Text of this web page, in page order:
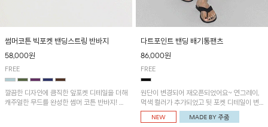
썸머코튼 빅포켓 밴딩스트링 반바지
58,000원
FREE
깔끔한 디자인에 큼직한 앞포켓 디테일을 더해
캐주얼한 무드를 완성한 썸머 코튼 반바지! 허
다트포인트 밴딩 배기통팬츠
86,000원
FREE
원단이 변경되어 재오픈되었어요~ 연그레이,
먹색 컬러가 추가되었고 뒷 포켓 디테일이 변
경되었습니다~가볍고 시원하게 착용되는 배
기통팬츠! 허리밴딩과 여유로운 통으로 편안해